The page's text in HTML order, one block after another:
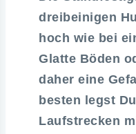
dreibeinigen
hoch wie bei
Glatte Böden
daher eine
besten legst
Laufstrecken